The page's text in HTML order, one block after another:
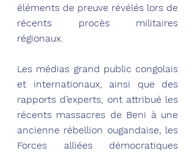
éléments de preuve révélés lors de
récents procès militaires
régionaux.
Les médias grand public congolais
et internationaux, ainsi que des
rapports d’experts, ont attribué les
récents massacres de Beni à une
ancienne rébellion ougandaise, les
Forces alliées démocratiques